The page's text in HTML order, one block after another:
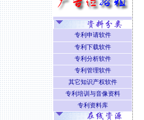
专利申请软件
专利下载软件
专利分析软件
专利管理软件
其它知识产权软件
专利培训与音像资料
专利资料库